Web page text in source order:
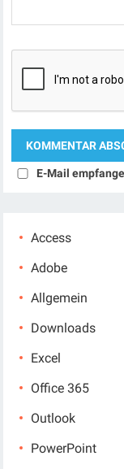
E-Mail
Access
Adobe
Allgemein
Downloads
Excel
Office 365
Outlook
PowerPoint